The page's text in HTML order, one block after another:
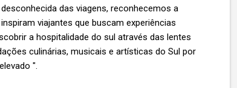
das viagens, reconhecemos a
viajantes que buscam experiências
a hospitalidade do sul através das lentes
culinárias, musicais e artísticas do Sul por
".